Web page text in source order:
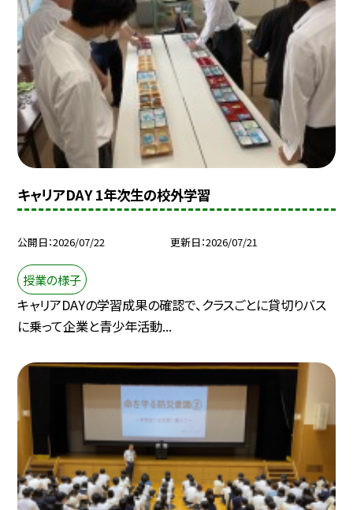
キャリアDAY 1年次生の校外学習
公開日 2026/07/22 更新日 2026/07/21
授業の様子
キャリアDAYの学習成果の確認で、クラスごとに貸切りバス
に乗って企業と青少年活動...